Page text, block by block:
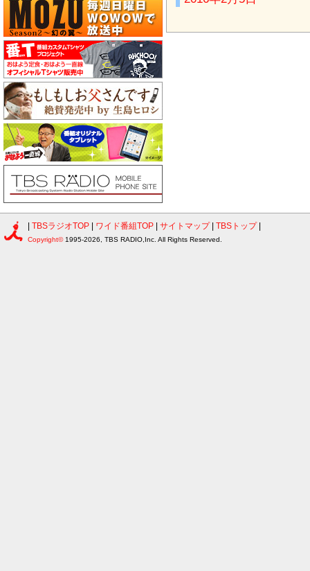
TBSラジオTOP ワイド番組TOP サイトマップ TBSトップ|
Copyright© 1995-2026, TBS RADIO,Inc. All Rights Reserved.